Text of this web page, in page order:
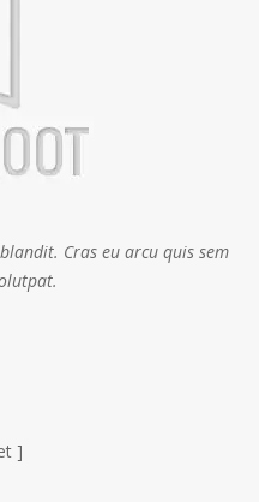
Cras eu arcu quis sem
]